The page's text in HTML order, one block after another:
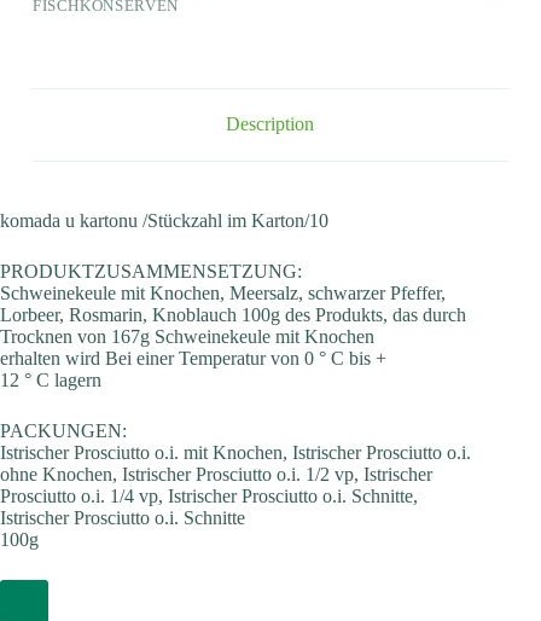
FISCHKONSERVEN
Description
komada u kartonu /Stückzahl im Karton/10
PRODUKTZUSAMMENSETZUNG:
Schweinekeule mit Knochen, Meersalz, schwarzer Pfeffer,
Lorbeer, Rosmarin, Knoblauch 100g des Produkts, das durch
Trocknen von 167g Schweinekeule mit Knochen
erhalten wird Bei einer Temperatur von 0 ° C bis +
12 ° C lagern
PACKUNGEN:
Istrischer Prosciutto o.i. mit Knochen, Istrischer Prosciutto o.i.
ohne Knochen, Istrischer Prosciutto o.i. 1/2 vp, Istrischer
Prosciutto o.i. 1/4 vp, Istrischer Prosciutto o.i. Schnitte,
Istrischer Prosciutto o.i. Schnitte
100g